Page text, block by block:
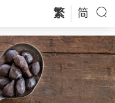
繁 简